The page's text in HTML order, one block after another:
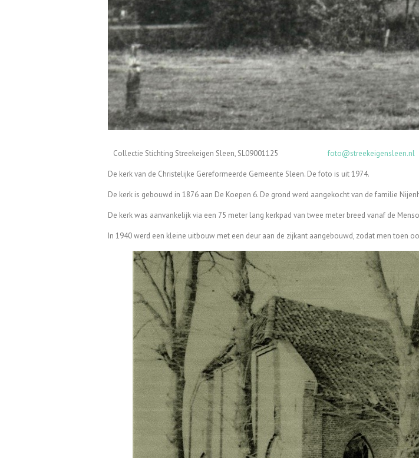
Collectie Stichting Streekeigen Sleen, SL09001125 foto@streekeigensleen.nl
De kerk van de Christelijke Gereformeerde Gemeente Sleen. De foto is uit 1974.
De kerk is gebouwd in 1876 aan De Koepen 6. De grond werd aangekocht van de familie
De kerk was aanvankelijk via een 75 meter lang kerkpad van twee meter breed vanaf de
In 1940 werd een kleine uitbouw met een deur aan de zijkant aangebouwd, zodat men toen